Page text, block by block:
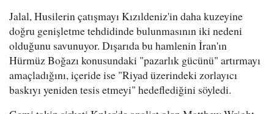
Jalal, Husilerin çatışmayı Kızıldeniz'in daha kuzeyine
doğru genişletme tehdidinde bulunmasının iki nedeni
olduğunu savunuyor. Dışarıda bu hamlenin İran'ın
Hürmüz Boğazı konusundaki "pazarlık gücünü" artırmayı
amaçladığını, içeride ise "Riyad üzerindeki zorlayıcı
baskıyı yeniden tesis etmeyi" hedeflediğini söyledi.